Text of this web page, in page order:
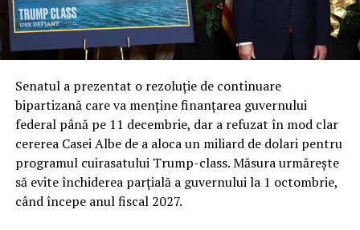
Senatul a prezentat o rezoluție de continuare
bipartizană care va menține finanțarea guvernului
federal până pe 11 decembrie, dar a refuzat în mod clar
cererea Casei Albe de a aloca un miliard de dolari pentru
programul cuirasatului Trump-class. Măsura urmărește
să evite închiderea parțială a guvernului la 1 octombrie,
când începe anul fiscal 2027.